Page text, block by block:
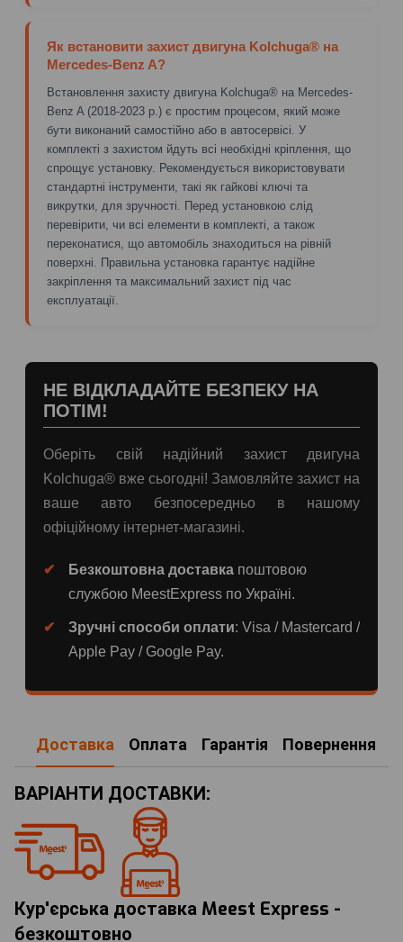
Як встановити захист двигуна Kolchuga® на
Mercedes-Benz A?
Встановлення захисту двигуна Kolchuga® на Mercedes-
Benz A (2018-2023 р.) є простим процесом, який може
бути виконаний самостійно або в автосервісі. У
комплекті з захистом йдуть всі необхідні кріплення, що
спрощує установку. Рекомендується використовувати
стандартні інструменти, такі як гайкові ключі та
викрутки, для зручності. Перед установкою слід
перевірити, чи всі елементи в комплекті, а також
переконатися, що автомобіль знаходиться на рівній
поверхні. Правильна установка гарантує надійне
закріплення та максимальний захист під час
експлуатації.
НЕ ВІДКЛАДАЙТЕ БЕЗПЕКУ НА
ПОТІМ!
Оберіть свій надійний захист двигуна
Kolchuga® вже сьогодні! Замовляйте захист на
ваше авто безпосередньо в нашому
офіційному інтернет-магазині.
Безкоштовна доставка поштовою
службою MeestExpress по Україні.
Зручні способи оплати: Visa / Mastercard /
Apple Pay / Google Pay.
Доставка Оплата Гарантія Повернення
ВАРІАНТИ ДОСТАВКИ:
Кур'єрська доставка Meest Express -
безкоштовно